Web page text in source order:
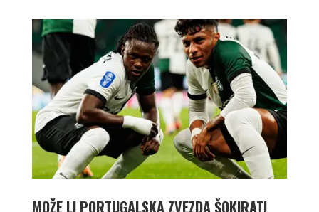
MOŽE LI PORTUGALSKA ZVEZDA ŠOKIRATI